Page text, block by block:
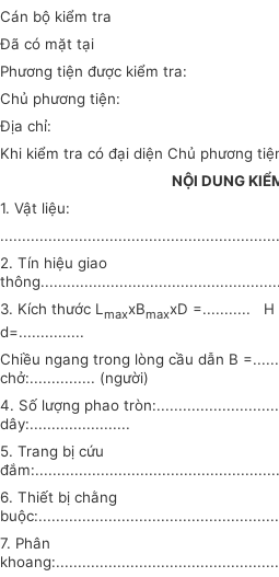
Cán bộ kiểm tra
Đã có mặt tại
Phương tiện được kiểm tra:
Chủ phương tiện:
Địa chỉ:
Khi kiểm tra có đại diện Chủ phương
NỘI DUNG
1. Vật liệu:
2. Tín hiệu giao
3. Kích thước L maxxBmaxxD =........... H
d=...............
Chiều ngang trong lòng cầu dẫn B
chở:............... (người)
4. Số lượng phao
dây:.......................
5. Trang bị cứu
6. Thiết bị chằng
7. Phân